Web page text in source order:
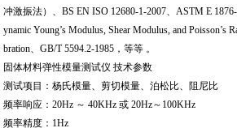
冲激振法）、BS EN ISO 12680-1-2007、ASTM E 1876-
ynamic Young’s Modulus, Shear Modulus, and Poisson’s
bration、GB/T 5594.2-1985，等等 。
固体材料弹性模量测试仪 技术参数
测试项目：杨氏模量、剪切模量、泊松比、阻尼比
频率响应：20Hz ～ 40KHz 或 20Hz～100KHz
频率精度：1Hz